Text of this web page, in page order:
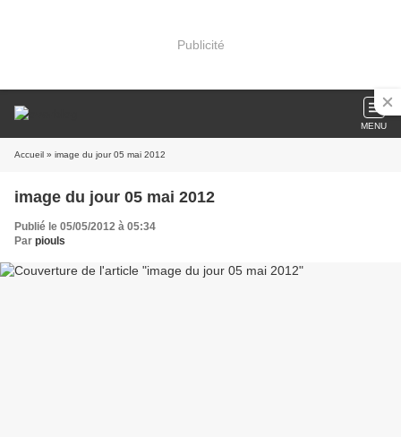
Publicité
MENU
Accueil » image du jour 05 mai 2012
image du jour 05 mai 2012
Publié le 05/05/2012 à 05:34
Par piouls